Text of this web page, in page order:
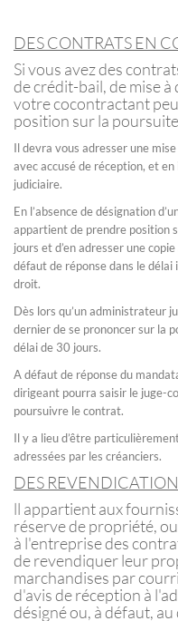
DES CONTRATS EN
Si vous avez des
de crédit-bail, de mise à
votre cocontractant
position sur la
Il devra vous adresser une
avec accusé de réception, et
judiciaire.
En l’absence de désignation
appartient de prendre position
jours et d’en adresser une
défaut de réponse dans le
droit.
Dès lors qu’un administrateur
dernier de se prononcer sur la
délai de 30 jours.
A défaut de réponse du
dirigeant pourra saisir le juge-
poursuivre le contrat.
Il y a lieu d’être
adressées par les créanciers.
DES
ll appartient aux
réserve de propriété,
à l'entreprise des
de revendiquer leur
marchandises par
d'avis de réception à
désigné ou, à défaut,